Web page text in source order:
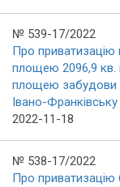
№ 539-17/2022
Про приватизацію
площею 2096,9 кв.
площею забудови
Івано-Франківську
2022-11-18
№ 538-17/2022
Про приватизацію